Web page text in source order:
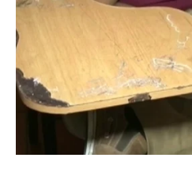
EMISIÓN 11:30 PM